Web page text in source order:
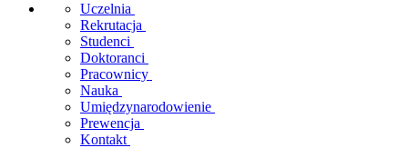
Uczelnia
Rekrutacja
Studenci
Doktoranci
Pracownicy
Nauka
Umiędzynarodowienie
Prewencja
Kontakt